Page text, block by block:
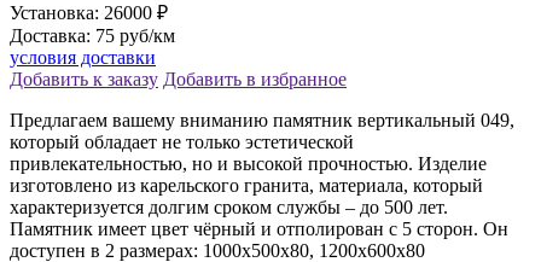
Установка: 26000 ₽
Доставка: 75 руб/км
условия доставки
Добавить к заказу Добавить в избранное
Предлагаем вашему вниманию памятник вертикальный 049,
который обладает не только эстетической
привлекательностью, но и высокой прочностью. Изделие
изготовлено из карельского гранита, материала, который
характеризуется долгим сроком службы – до 500 лет.
Памятник имеет цвет чёрный и отполирован с 5 сторон. Он
доступен в 2 размерах: 1000х500х80, 1200х600х80